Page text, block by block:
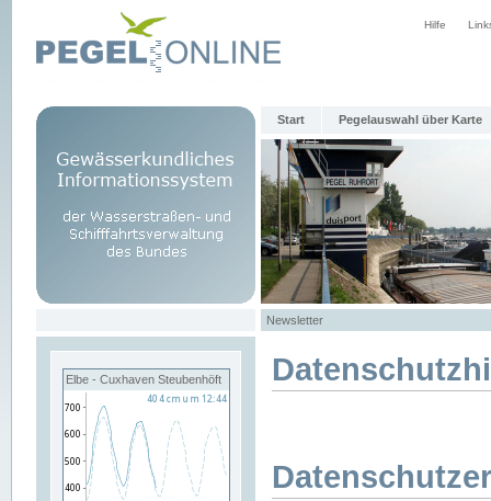
Hilfe
Start Pegelauswahl über Karte
Newsletter
Elbe - Cuxhaven Steubenhöft